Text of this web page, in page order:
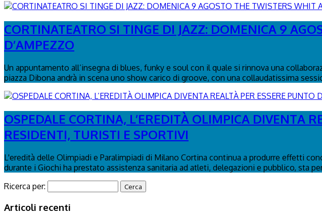
CORTINATEATRO SI TINGE DI JAZZ: DOMENICA 9
D’AMPEZZO
Un appuntamento all’insegna di blues, funky e soul con il quale si rinnova una
piazza Dibona andrà in scena uno show carico di groove, con una collaudatissima
OSPEDALE CORTINA, L’EREDITÀ OLIMPICA DIVENTA
RESIDENTI, TURISTI E SPORTIVI
L'eredità delle Olimpiadi e Paralimpiadi di Milano Cortina continua a produrre effetti
durante i Giochi ha prestato assistenza sanitaria ad atleti, delegazioni e pubblico, sta
Ricerca per:
Articoli recenti